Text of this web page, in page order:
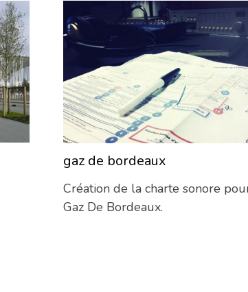
07/02/2014gaz de bordeaux
Création de la charte sonore
Gaz De Bordeaux.